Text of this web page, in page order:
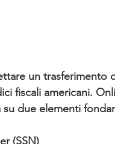
un trasferimento
fiscali americani.
due elementi
(SSN)